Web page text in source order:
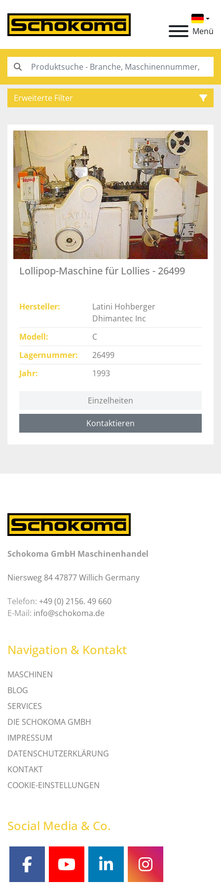
Menü
Erweiterte Filter
Hersteller
Lollipop-Maschine für Lollies - 26499
Hersteller
Latini Hohberger
Dhimantec Inc
Modell
C
Lagernummer
26499
Jahr
1993
Einzelheiten
Kontaktieren
Schokoma GmbH Maschinenhandel
Niersweg 84 47877 Willich Germany
Telefon: +49 (0) 2156. 49 660
E-Mail: info@schokoma.de
Navigation & Kontakt
MASCHINEN
BLOG
SERVICES
DIE SCHOKOMA GMBH
IMPRESSUM
DATENSCHUTZERKLÄRUNG
KONTAKT
COOKIE-EINSTELLUNGEN
Social Media & Co.
facebookyoutubelinkedininstagram